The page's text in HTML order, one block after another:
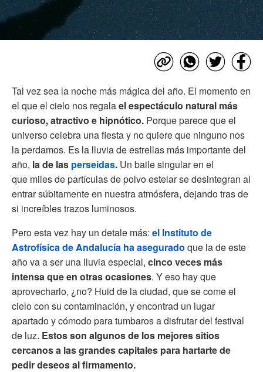
Tal vez sea la noche más mágica del año. El momento en
el que el cielo nos regalael espectáculo natural más
curioso, atractivo e hipnótico. Porque parece que el
universo celebra una fiesta y no quiere que ninguno nos
la perdamos. Es la lluvia de estrellas más importante del
año, la de las perseidas. Un baile singular en el
que miles de partículas de polvo estelar se desintegran al
entrar súbitamente en nuestra atmósfera, dejando tras de
si increíbles trazos luminosos.
Pero esta vez hay un detale más: el Instituto de
Astrofísica de Andalucía ha asegurado que la de este
año va a ser una lluvia especial, cinco veces más
intensa que en otras ocasiones. Y eso hay que
aprovecharlo, ¿no? Huid de la ciudad, que se come el
cielo con su contaminación, y encontrad un lugar
apartado y cómodo para tumbaros a disfrutar del festival
de luz. Estos son algunos de los mejores sitios
cercanos a las grandes capitales para hartarte de
pedir deseos al firmamento.